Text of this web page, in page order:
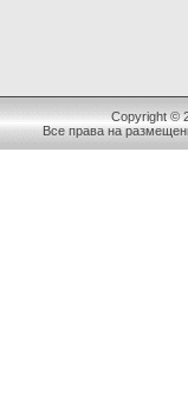
Copyright ©
Все права на